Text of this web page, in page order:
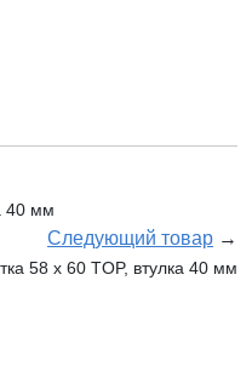
40 мм
Следующий товар →
58 х 60 TOP, втулка 40 мм